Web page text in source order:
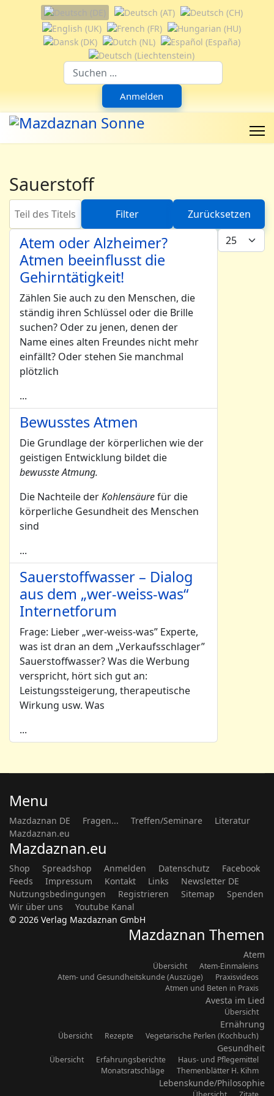
Sprache auswählen
Anmelden
Sauerstoff
Teil des Titels eingeben
Filter
Zurücksetzen
Anzeige #
Atem oder Alzheimer?
Atmen beeinflusst die
Gehirntätigkeit!
Zählen Sie auch zu den Menschen, die
ständig ihren Schlüssel oder die Brille
suchen? Oder zu jenen, denen der
Name eines alten Freundes nicht mehr
einfällt? Oder stehen Sie manchmal
plötzlich
...
Bewusstes Atmen
Die Grundlage der körperlichen wie der
geistigen Entwicklung bildet die
bewusste Atmung.
Die Nachteile derKohlensäurefür die
körperliche Gesundheit des Menschen
sind
...
Sauerstoffwasser – Dialog
aus dem „wer-weiss-was“
Internetforum
Frage: Lieber „wer-weiss-was” Experte,
was ist dran an dem „Verkaufsschlager”
Sauerstoffwasser? Was die Werbung
verspricht, hört sich gut an:
Leistungssteigerung, therapeutische
Wirkung usw. Was
...
Menu
Mazdaznan DE Fragen... Treffen/Seminare
Literatur
Mazdaznan.eu
Mazdaznan.eu
Shop Spreadshop Anmelden Datenschutz
Facebook
Feeds
Impressum Kontakt Links
Newsletter DE
Nutzungsbedingungen
Registrieren Sitemap
Spenden
Wir über uns
Youtube Kanal
© 2026 Verlag Mazdaznan GmbH
Mazdaznan Themen
Atem
Übersicht
Atem-Einmaleins
Atem- und Gesundheitskunde (Auszüge)
Praxisvideos
Atmen und Beten in Praxis
Avesta im Lied
Übersicht
Ernährung
Übersicht Rezepte Vegetarische Perlen (Kochbuch)
Gesundheit
Übersicht Erfahrungsberichte
Haus- und Pflegemittel
Monatsratschläge
Themenblätter H. Kihm
Lebenskunde/Philosophie